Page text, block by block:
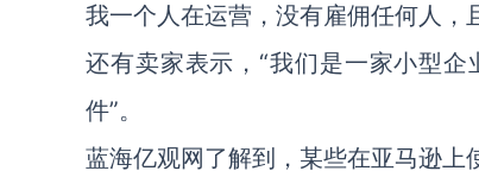
我一个人在运营，没有雇佣任何人，
还有卖家表示， “我们是一家小型
件”。
蓝海亿观网了解到，某些在亚马逊上